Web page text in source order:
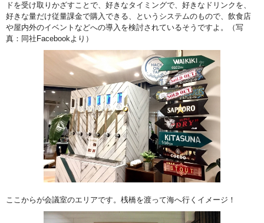
ドを受け取りかざすことで、好きなタイミングで、好きなドリンクを、
好きな量だけ従量課金で購入できる、というシステムのもので、飲食店
や屋内外のイベントなどへの導入を検討されているそうですよ。（写
真：同社Facebookより）
ここからが会議室のエリアです。桟橋を渡って海へ行くイメージ！